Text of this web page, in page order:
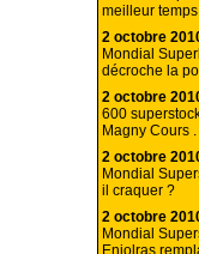
meilleur
2 octobre
Mondial
décroche la
2 octobre
600
Magny Cours .
2 octobre
Mondial
il craquer ?
2 octobre
Mondial
Enjolras